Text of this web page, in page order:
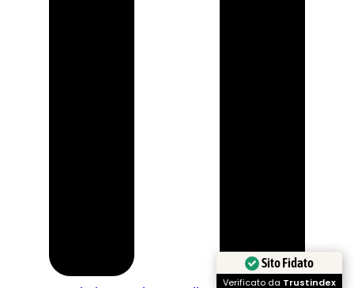
Sito Fidato
Verificato da Trustindex